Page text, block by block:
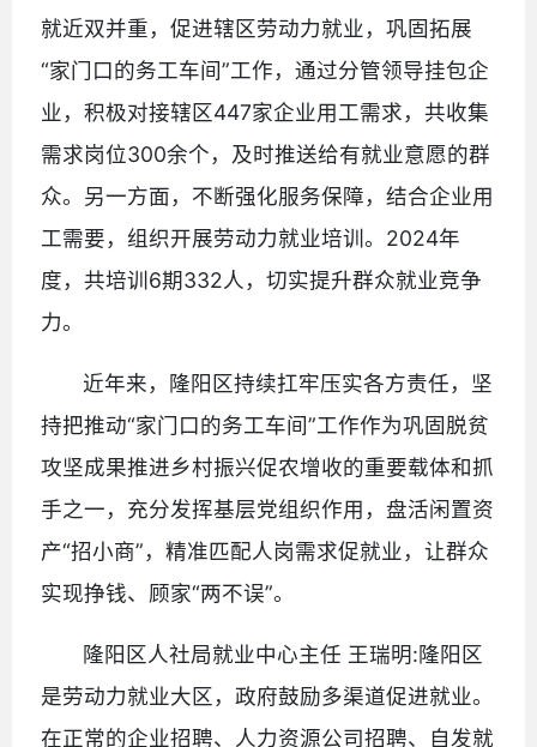
就近双并重，促进辖区劳动力就业，巩固拓展
“家门口的务工车间”工作，通过分管领导挂包企
业，积极对接辖区447家企业用工需求，共收集
需求岗位300余个，及时推送给有就业意愿的群
众。另一方面，不断强化服务保障，结合企业用
工需要，组织开展劳动力就业培训。2024年
度，共培训6期332人，切实提升群众就业竞争
力。
近年来，隆阳区持续扛牢压实各方责任，坚
持把推动“家门口的务工车间”工作作为巩固脱贫
攻坚成果推进乡村振兴促农增收的重要载体和抓
手之一，充分发挥基层党组织作用，盘活闲置资
产“招小商”，精准匹配人岗需求促就业，让群众
实现挣钱、顾家“两不误”。
隆阳区人社局就业中心主任 王瑞明:隆阳区
是劳动力就业大区，政府鼓励多渠道促进就业。
在正常的企业招聘、人力资源公司招聘、自发就